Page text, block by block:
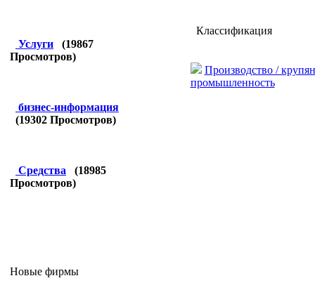
Услуги (19867
Просмотров)
бизнес-информация
(19302 Просмотров)
Средства (18985
Просмотров)
Новые фирмы
Классификация
Производство /
промышленность